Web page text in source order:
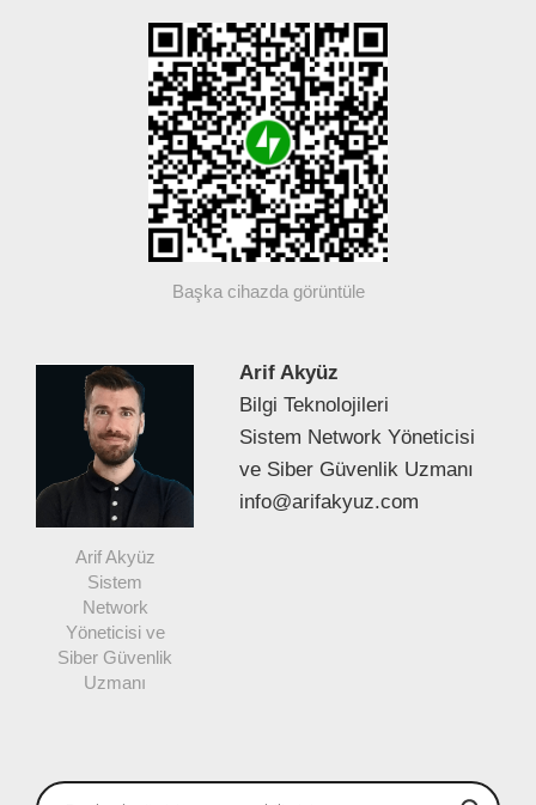
Başka cihazda görüntüle
Arif Akyüz
Sistem
Network
Yöneticisi ve
Siber Güvenlik
Uzmanı
Arif Akyüz
Bilgi Teknolojileri
Sistem Network Yöneticisi
ve Siber Güvenlik Uzmanı
info@arifakyuz.com